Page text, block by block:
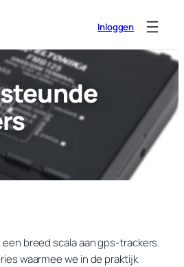
Inloggen
breed scala aan gps-trackers.
waarmee we in de praktijk